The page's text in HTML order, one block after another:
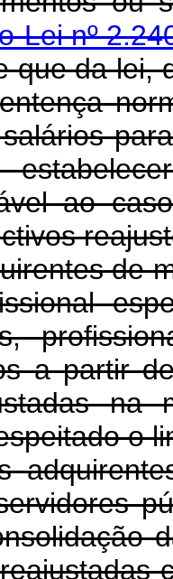
Lei nº
da lei, do
ao
de
a partir
na
o
de